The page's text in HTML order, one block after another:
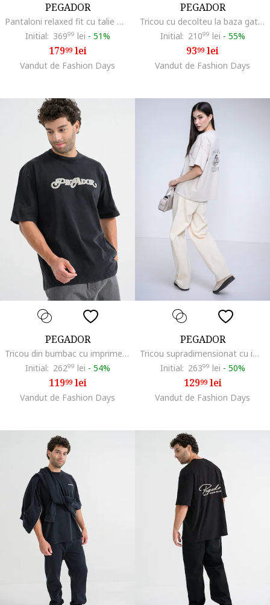
PEGADOR
Pantaloni relaxed fit cu talie medie, Gri antracit
Initial: 36999 lei - 51%
17999lei
Vandut de Fashion Days
PEGADOR
Tricou cu decolteu la baza gatului si imprimeu grafic, Maro inchis
Initial: 21099 lei - 55%
9399lei
Vandut de Fashion Days
PEGADOR
Tricou din bumbac cu imprimeu logo si maneci cazute, Negru stins
Initial: 26299 lei - 54%
11999lei
Vandut de Fashion Days
PEGADOR
Tricou supradimensionat cu imprimeu logo pe spate, Crem
Initial: 26399 lei - 50%
12999lei
Vandut de Fashion Days